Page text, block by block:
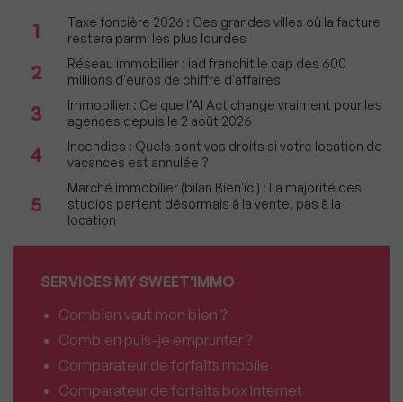
1
Taxe foncière 2026 : Ces grandes villes où la facture
restera parmi les plus lourdes
2
Réseau immobilier : iad franchit le cap des 600
millions d'euros de chiffre d'affaires
3
Immobilier : Ce que l’AI Act change vraiment pour les
agences depuis le 2 août 2026
4
Incendies : Quels sont vos droits si votre location de
vacances est annulée ?
5
Marché immobilier (bilan Bien'ici) : La majorité des
studios partent désormais à la vente, pas à la
location
SERVICES MY SWEET'IMMO
Combien vaut mon bien ?
Combien puis-je emprunter ?
Comparateur de forfaits mobile
Comparateur de forfaits box Internet